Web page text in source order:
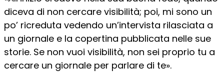
diceva di non cercare visibilità; poi, mi sono un
po’ ricreduta vedendo un’intervista rilasciata a
un giornale e la copertina pubblicata nelle sue
storie. Se non vuoi visibilità, non sei proprio tu a
cercare un giornale per parlare di te».